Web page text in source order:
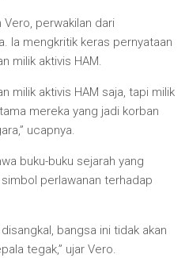
perwakilan dari
Ia mengkritik keras pernyataan
milik aktivis HAM.
milik aktivis HAM saja, tapi milik
mereka yang jadi korban
ucapnya.
buku-buku sejarah yang
perlawanan terhadap
bangsa ini tidak akan
tegak,” ujar Vero.